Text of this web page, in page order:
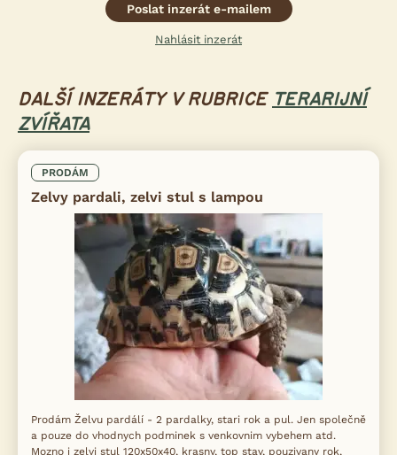
Poslat inzerát e-mailem
Nahlásit inzerát
DALŠÍ INZERÁTY V RUBRICE TERARIJNÍ
ZVÍŘATA
PRODÁM
Zelvy pardali, zelvi stul s lampou
Prodám Želvu pardálí - 2 pardalky, stari rok a pul. Jen společně
a pouze do vhodnych podminek s venkovnim vybehem atd.
Mozno i zelvi stul 120x50x40, krasny, top stav, pouzivany rok,